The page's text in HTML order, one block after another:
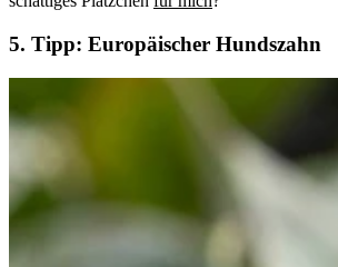
5. Tipp: Europäischer Hundszahn